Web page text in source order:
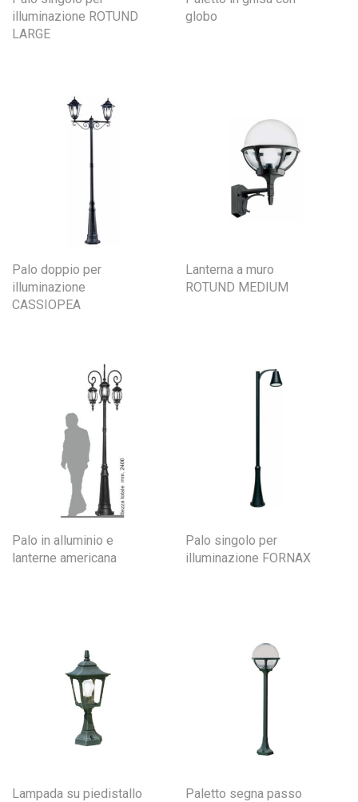
illuminazione ROTUND
LARGE
globo
Palo doppio per
illuminazione
CASSIOPEA
Lanterna a muro
ROTUND MEDIUM
Palo in alluminio e
lanterne americana
Palo singolo per
illuminazione FORNAX
Lampada su piedistallo
Paletto segna passo